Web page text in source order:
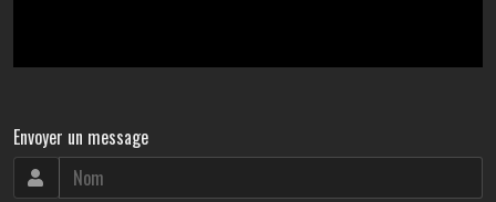
Envoyer un message